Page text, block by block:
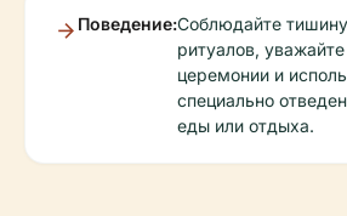
Поведение:Соблюдайте
ритуалов,
церемонии и
специально
еды или отдыха.